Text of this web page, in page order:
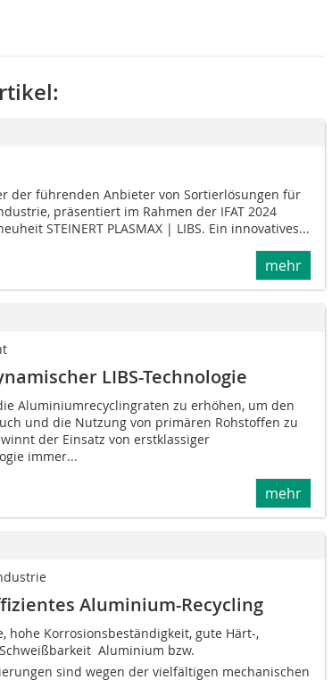
der führenden Anbieter von Sortierlösungen für
präsentiert im Rahmen der IFAT 2024
STEINERT PLASMAX | LIBS. Ein innovatives...
mehr
LIBS-Technologie
Aluminiumrecyclingraten zu erhöhen, um den
und die Nutzung von primären Rohstoffen zu
der Einsatz von erstklassiger
immer...
mehr
Aluminium-Recycling
hohe Korrosionsbeständigkeit, gute Härt-,
 Aluminium bzw.
sind wegen der vielfältigen mechanischen